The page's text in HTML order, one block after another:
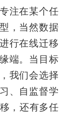
注在某个任
，当然数据
行在线迁移
端。当目标
我们会选择
、自监督学
，还有多任